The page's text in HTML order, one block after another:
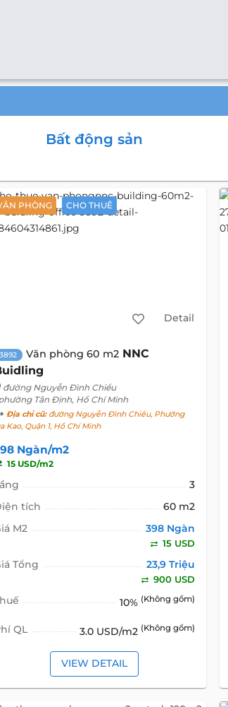
Bất động sản
PHÒNG CHO THUÊ
Detail
3892 Văn phòng 60 m2 NNC
đường Nguyễn Đình Chiểu
Tân Định, Hồ Chí Minh
Địa chỉ cũ:đường Nguyễn Đình Chiểu, Phường
Kao, Quận 1, Hồ Chí Minh
Ngàn/m2
15 USD/m2
3
tích
60 m2
M2
398 Ngàn
15 USD
Tổng 23,9 Triệu
900 USD
10% (Không gồm)
QL 3.0 USD/m2 (Không gồm)
VIEW DETAIL